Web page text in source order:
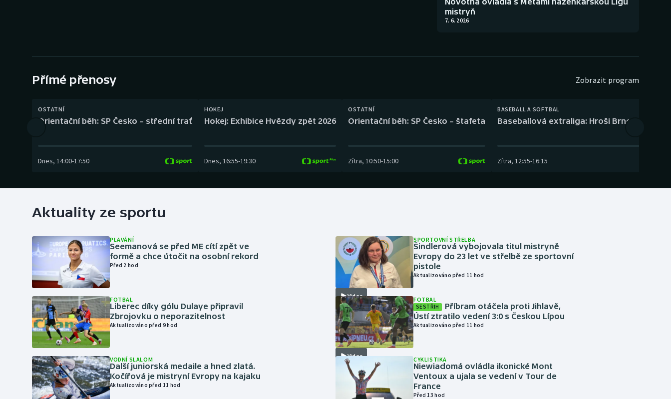
Gymnastika Plážový volejbal
mistryň
7. 6. 2026
Přímé přenosy Zobrazit program
OSTATNÍ
Orientační běh: SP Česko – střední trať
Dnes, 14:00-17:50
HOKEJ
Hokej: Exhibice Hvězdy zpět 2026
Dnes, 16:55-19:30
OSTATNÍ
Orientační běh: SP Česko – štafeta
Zítra, 10:50-15:00
BASEBALL A SOFTBAL
Baseballová extraliga: Hroši Brno – Eagles
Zítra, 12:55-16:15
Aktuality ze sportu
PLAVÁNÍ
Seemanová se před ME cítí zpět ve
formě a chce útočit na osobní rekord
Před 2 hod
FOTBAL
Liberec díky gólu Dulaye připravil
Zbrojovku o neporazitelnost
Aktualizováno před 9 hod
VODNÍ SLALOM
Další juniorská medaile a hned zlatá.
Kočířová je mistryní Evropy na kajaku
Aktualizováno před 11 hod
Video
SPORTOVNÍ STŘELBA
Šindlerová vybojovala titul mistryně
Evropy do 23 let ve střelbě ze sportovní
pistole
Aktualizováno před 11 hod
Video
FOTBAL
SESTŘIH
Příbram otáčela proti Jihlavě,
Ústí ztratilo vedení 3:0 s Českou Lípou
Aktualizováno před 11 hod
CYKLISTIKA
Niewiadomá ovládla ikonické Mont
Ventoux a ujala se vedení v Tour de
France
Před 13 hod